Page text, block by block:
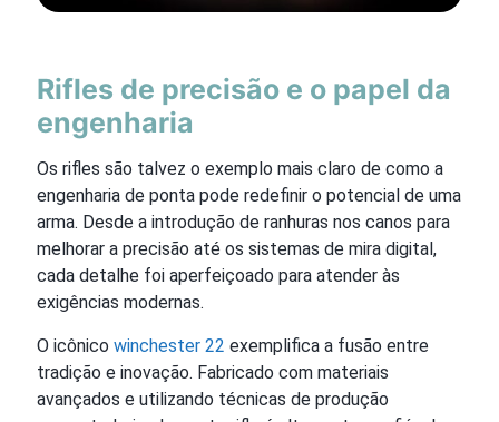
Rifles de precisão e o papel da
engenharia
Os rifles são talvez o exemplo mais claro de como a
engenharia de ponta pode redefinir o potencial de uma
arma. Desde a introdução de ranhuras nos canos para
melhorar a precisão até os sistemas de mira digital,
cada detalhe foi aperfeiçoado para atender às
exigências modernas.
O icônico winchester 22 exemplifica a fusão entre
tradição e inovação. Fabricado com materiais
avançados e utilizando técnicas de produção